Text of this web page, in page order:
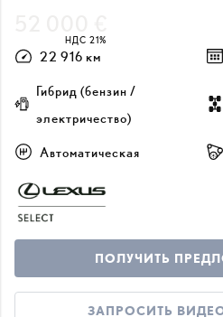
НДС 21%
22 916 км
Гибрид (бензин /
электричество)
Автоматическая
ПОЛУЧИТЬ
ЗАПРОСИТЬ